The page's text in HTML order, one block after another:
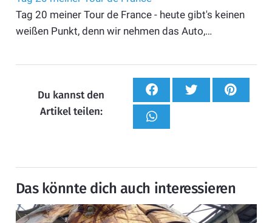
Tag 20 meiner Tour de France - heute gibt's keinen
weißen Punkt, denn wir nehmen das Auto,…
Du kannst den
Artikel teilen:
Das könnte dich auch interessieren